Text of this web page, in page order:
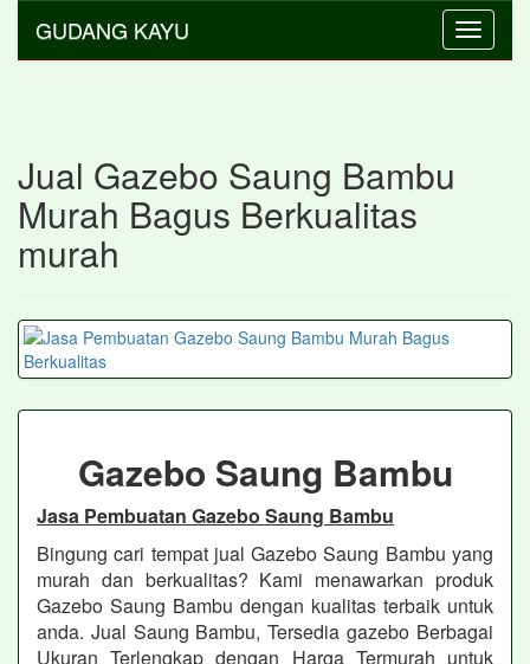
Toggle
GUDANG KAYU
Jual Gazebo Saung Bambu
Murah Bagus Berkualitas
murah
Gazebo Saung Bambu
Jasa Pembuatan Gazebo Saung Bambu
Bingung cari tempat jual Gazebo Saung Bambu yang
murah dan berkualitas? Kami menawarkan produk
Gazebo Saung Bambu dengan kualitas terbaik untuk
anda. Jual Saung Bambu, Tersedia gazebo Berbagai
Ukuran Terlengkap dengan Harga Termurah untuk